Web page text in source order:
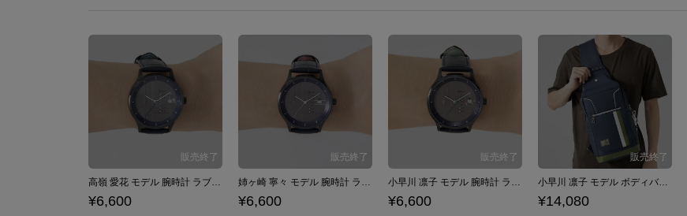
高嶺 愛花 モデル 腕時計 ラブプラス
¥6,600
姉ヶ崎 寧々 モデル 腕時計 ラブプラス
¥6,600
小早川 凛子 モデル 腕時計 ラブプラス
¥6,600
小早川 凛子 モデル ボディバッグ ラブプラス
¥14,080